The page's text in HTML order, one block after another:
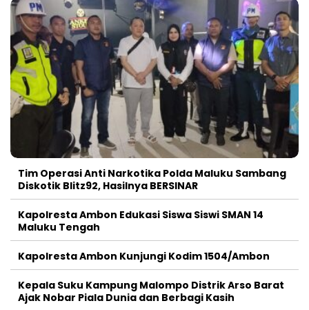
Tim Operasi Anti Narkotika Polda Maluku Sambang
Diskotik Blitz92, Hasilnya BERSINAR
Kapolresta Ambon Edukasi Siswa Siswi SMAN 14
Maluku Tengah
Kapolresta Ambon Kunjungi Kodim 1504/Ambon
Kepala Suku Kampung Malompo Distrik Arso Barat
Ajak Nobar Piala Dunia dan Berbagi Kasih